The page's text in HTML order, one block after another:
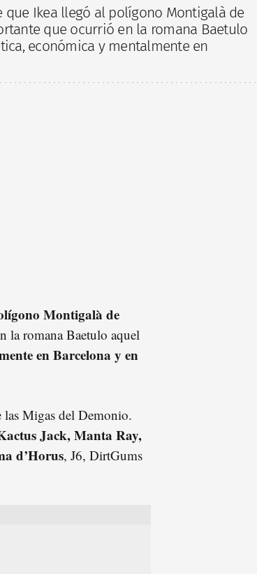
Ikea llegó al polígono Montigalà de
que ocurrió en la romana Baetulo
económica y mentalmente en
Montigalà de
la romana Baetulo aquel
en Barcelona y en
las Migas del Demonio.
Jack, Manta Ray,
d’Horus, J6, DirtGums